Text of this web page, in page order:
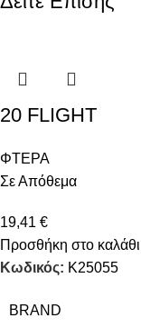
20 FLIGHT
ΦΤΕΡΑ
Σε Απόθεμα
19,41 €
Προσθήκη στο καλάθι
Κωδικός: K25055
BRAND